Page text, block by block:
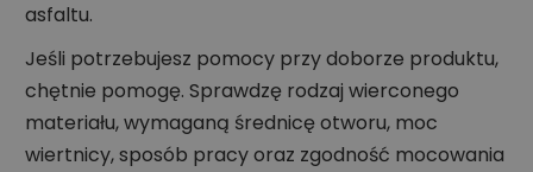
asfaltu.
Jeśli potrzebujesz pomocy przy doborze produktu,
chętnie pomogę. Sprawdzę rodzaj wierconego
materiału, wymaganą średnicę otworu, moc
wiertnicy, sposób pracy oraz zgodność mocowania